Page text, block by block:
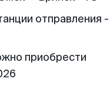
отправления -
приобрести